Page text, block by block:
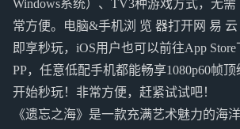
Windows系统）、TV3种游戏方式，无
常方便。电脑&手机浏 览 器打开网 易
即享秒玩，iOS用户也可以前往App
PP，任意低配手机都能畅享1080p60帧
开始秒玩！非常方便，赶紧试试吧！
《遗忘之海》是一款充满艺术魅力的海